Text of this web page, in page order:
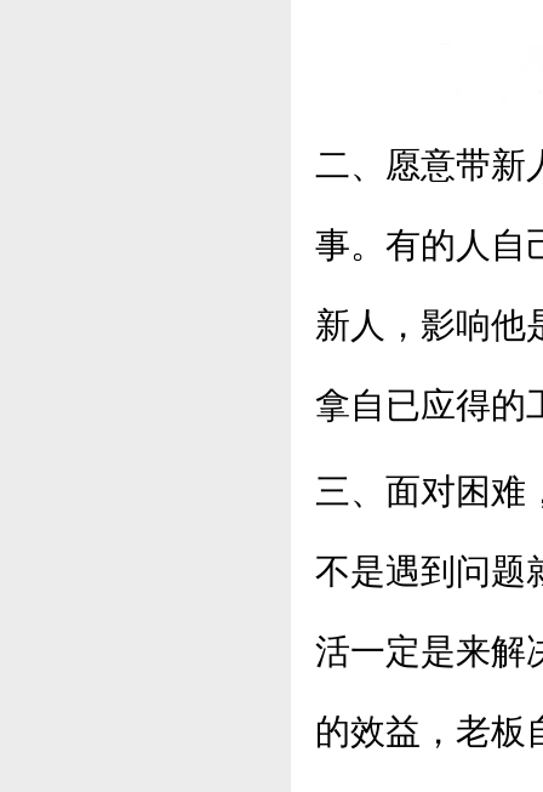
二、愿意带新
事。有的人自
新人，影响他
拿自已应得的
三、面对困难
不是遇到问题
活一定是来解
的效益，老板